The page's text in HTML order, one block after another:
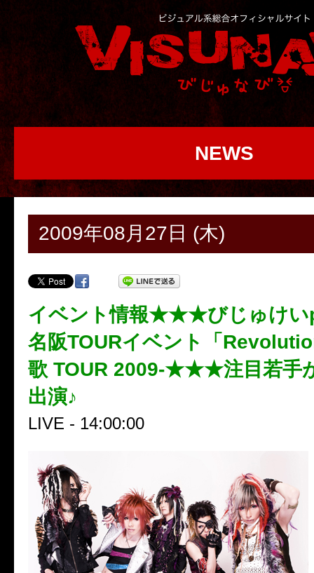
NEWS
2009年08月27日 (木)
イベント情報★★★びじゅけい
名阪TOURイベント「
歌 TOUR 2009-★★★注目若手
出演♪
LIVE - 14:00:00